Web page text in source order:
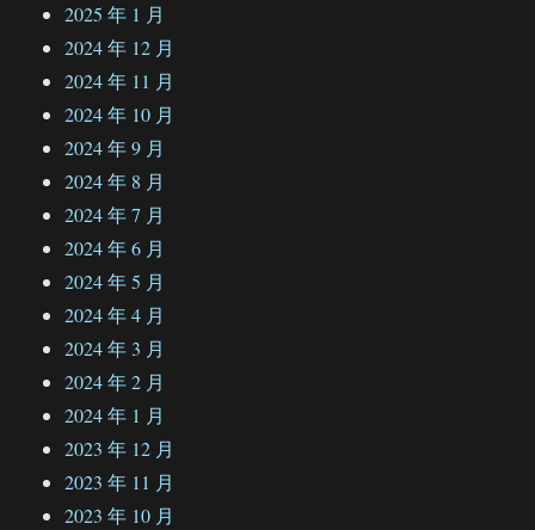
2025 年 1 月
2024 年 12 月
2024 年 11 月
2024 年 10 月
2024 年 9 月
2024 年 8 月
2024 年 7 月
2024 年 6 月
2024 年 5 月
2024 年 4 月
2024 年 3 月
2024 年 2 月
2024 年 1 月
2023 年 12 月
2023 年 11 月
2023 年 10 月